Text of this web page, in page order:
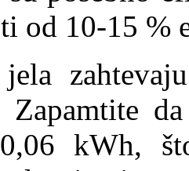
od 10-15 %
Zapamtite
kWh,